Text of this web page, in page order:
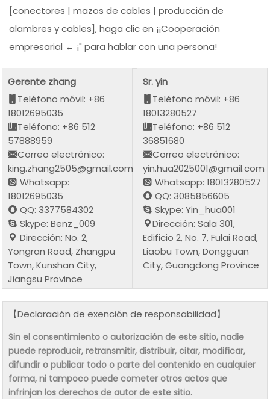
[conectores | mazos de cables | producción de
alambres y cables], haga clic en ¡¡Cooperación
empresarial ← ¡" para hablar con una persona!
Gerente zhang
Teléfono móvil: +86
18012695035
Teléfono: +86 512
57888959
Correo electrónico:
king.zhang2505@gmail.com
Whatsapp:
18012695035
QQ: 3377584302
Skype: Benz_009
Dirección: No. 2,
Yongran Road, Zhangpu
Town, Kunshan City,
Jiangsu Province
Sr. yin
Teléfono móvil: +86
18013280527
Teléfono: +86 512
36851680
Correo electrónico:
yin.hua2025001@gmail.com
Whatsapp: 18013280527
QQ: 3085856605
Skype: Yin_hua001
Dirección: Sala 301,
Edificio 2, No. 7, Fulai Road,
Liaobu Town, Dongguan
City, Guangdong Province
【Declaración de exención de responsabilidad】
Sin el consentimiento o autorización de este sitio, nadie
puede reproducir, retransmitir, distribuir, citar, modificar,
difundir o publicar todo o parte del contenido en cualquier
forma, ni tampoco puede cometer otros actos que
infrinjan los derechos de autor de este sitio.